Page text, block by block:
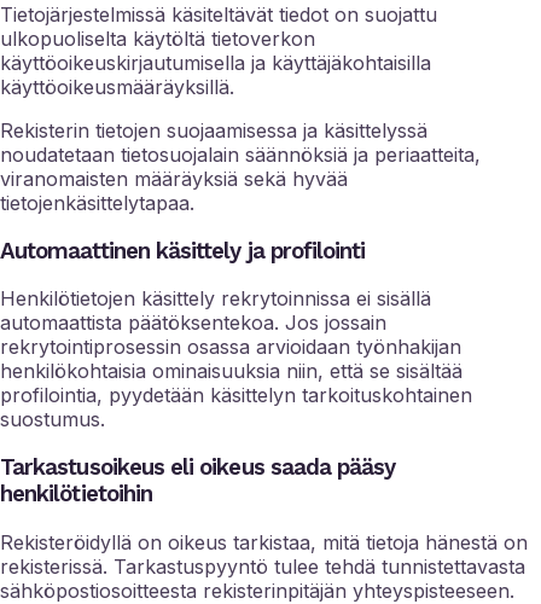
Tietojärjestelmissä käsiteltävät tiedot on suojattu
ulkopuoliselta käytöltä tietoverkon
käyttöoikeuskirjautumisella ja käyttäjäkohtaisilla
käyttöoikeusmääräyksillä.
Rekisterin tietojen suojaamisessa ja käsittelyssä
noudatetaan tietosuojalain säännöksiä ja periaatteita,
viranomaisten määräyksiä sekä hyvää
tietojenkäsittelytapaa.
Automaattinen käsittely ja profilointi
Henkilötietojen käsittely rekrytoinnissa ei sisällä
automaattista päätöksentekoa. Jos jossain
rekrytointiprosessin osassa arvioidaan työnhakijan
henkilökohtaisia ominaisuuksia niin, että se sisältää
profilointia, pyydetään käsittelyn tarkoituskohtainen
suostumus.
Tarkastusoikeus eli oikeus saada pääsy
henkilötietoihin
Rekisteröidyllä on oikeus tarkistaa, mitä tietoja hänestä on
rekisterissä. Tarkastuspyyntö tulee tehdä tunnistettavasta
sähköpostiosoitteesta rekisterinpitäjän yhteyspisteeseen.